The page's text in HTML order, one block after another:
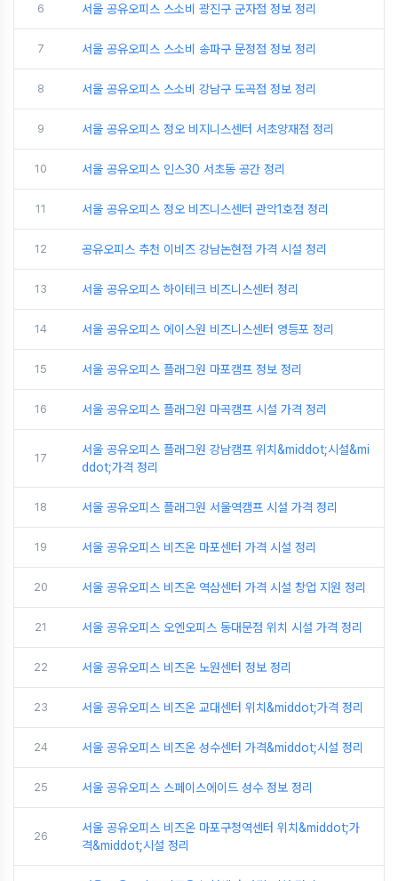
6 서울 공유오피스 스소비 광진구 군자점 정보 정리
7 서울 공유오피스 스소비 송파구 문정점 정보 정리
8 서울 공유오피스 스소비 강남구 도곡점 정보 정리
9 서울 공유오피스 정오 비지니스센터 서초양재점 정리
10 서울 공유오피스 인스30 서초동 공간 정리
11 서울 공유오피스 정오 비즈니스센터 관악1호점 정리
12 공유오피스 추천 이비즈 강남논현점 가격 시설 정리
13 서울 공유오피스 하이테크 비즈니스센터 정리
14 서울 공유오피스 에이스원 비즈니스센터 영등포 정리
15 서울 공유오피스 플래그원 마포캠프 정보 정리
16 서울 공유오피스 플래그원 마곡캠프 시설 가격 정리
17
서울 공유오피스 플래그원 강남캠프 위치&middot;시설&mi
ddot;가격 정리
18 서울 공유오피스 플래그원 서울역캠프 시설 가격 정리
19 서울 공유오피스 비즈온 마포센터 가격 시설 정리
20 서울 공유오피스 비즈온 역삼센터 가격 시설 창업 지원 정리
21 서울 공유오피스 오엔오피스 동대문점 위치 시설 가격 정리
22 서울 공유오피스 비즈온 노원센터 정보 정리
23 서울 공유오피스 비즈온 교대센터 위치&middot;가격 정리
24 서울 공유오피스 비즈온 성수센터 가격&middot;시설 정리
25 서울 공유오피스 스페이스에이드 성수 정보 정리
26
서울 공유오피스 비즈온 마포구청역센터 위치&middot;가
격&middot;시설 정리